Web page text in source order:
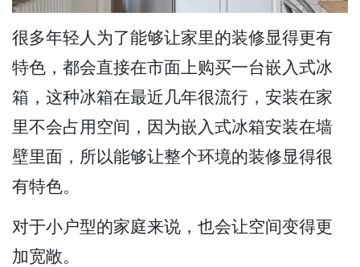
很多年轻人为了能够让家里的装修显得更有
特色，都会直接在市面上购买一台嵌入式冰
箱，这种冰箱在最近几年很流行，安装在家
里不会占用空间，因为嵌入式冰箱安装在墙
壁里面，所以能够让整个环境的装修显得很
有特色。
对于小户型的家庭来说，也会让空间变得更
加宽敞。